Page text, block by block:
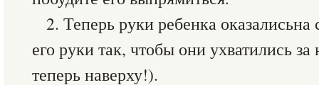
2. Теперь руки ребенка
его руки так, чтобы они ухватились
теперь наверху!).